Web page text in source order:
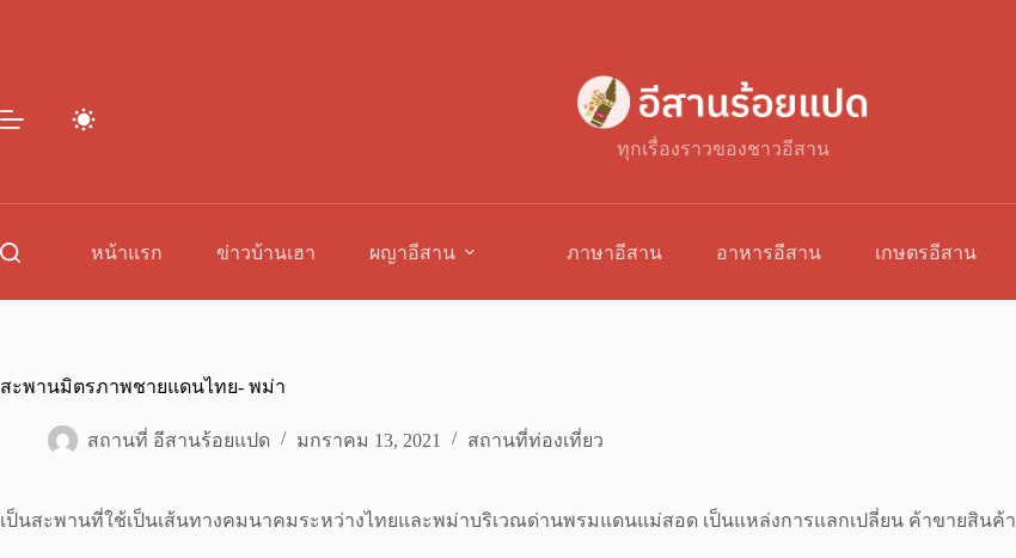
ทุกเรื่องราวของชาวอีสาน
หน้าแรก ข่าวบ้านเฮา ผญาอีสาน ภาษาอีสาน อาหารอีสาน เกษตรอีสาน
สะพานมิตรภาพชายแดนไทย- พม่า
สถานที่ อีสานร้อยแปด มกราคม 13, 2021 สถานที่ท่องเที่ยว
เป็นสะพานที่ใช้เป็นเส้นทางคมนาคมระหว่างไทยและพม่าบริเวณด่านพรมแดนแม่สอด เป็นแหล่งการแลกเปลี่ยน ค้าขายสินค้า